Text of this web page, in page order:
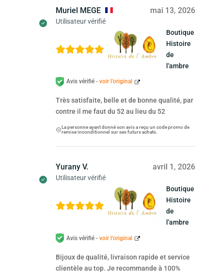
Muriel MEGE
Utilisateur vérifié
mai 13, 2026
Boutique
Histoire
de
l'ambre
Avis vérifié - voir l’original
Très satisfaite, belle et de bonne qualité, par
contre il me faut du 52 au lieu du 52
La personne ayant donné son avis a reçu un code promo de
remise inconditionnel sur ses futurs achats.
Yurany V.
Utilisateur vérifié
avril 1, 2026
Boutique
Histoire
de
l'ambre
Avis vérifié - voir l’original
Bijoux de qualité, livraison rapide et service
clientèle au top. Je recommande à 100%